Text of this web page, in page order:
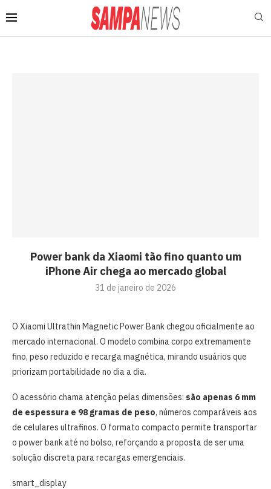
Power bank da Xiaomi tão fino quanto um
iPhone Air chega ao mercado global
31 de janeiro de 2026
O Xiaomi Ultrathin Magnetic Power Bank chegou oficialmente ao
mercado internacional. O modelo combina corpo extremamente
fino, peso reduzido e recarga magnética, mirando usuários que
priorizam portabilidade no dia a dia.
O acessório chama atenção pelas dimensões: são apenas 6 mm
de espessura e 98 gramas de peso, números comparáveis aos
de celulares ultrafinos. O formato compacto permite transportar
o power bank até no bolso, reforçando a proposta de ser uma
solução discreta para recargas emergenciais.
smart_display